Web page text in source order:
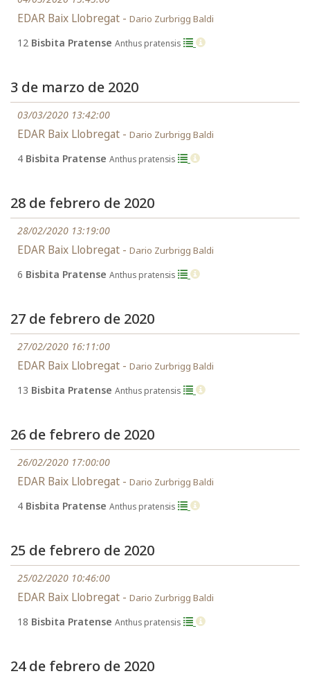
EDAR Baix Llobregat - Dario Zurbrigg Baldi
12 Bisbita Pratense Anthus pratensis
3 de marzo de 2020
03/03/2020 13:42:00
EDAR Baix Llobregat - Dario Zurbrigg Baldi
4 Bisbita Pratense Anthus pratensis
28 de febrero de 2020
28/02/2020 13:19:00
EDAR Baix Llobregat - Dario Zurbrigg Baldi
6 Bisbita Pratense Anthus pratensis
27 de febrero de 2020
27/02/2020 16:11:00
EDAR Baix Llobregat - Dario Zurbrigg Baldi
13 Bisbita Pratense Anthus pratensis
26 de febrero de 2020
26/02/2020 17:00:00
EDAR Baix Llobregat - Dario Zurbrigg Baldi
4 Bisbita Pratense Anthus pratensis
25 de febrero de 2020
25/02/2020 10:46:00
EDAR Baix Llobregat - Dario Zurbrigg Baldi
18 Bisbita Pratense Anthus pratensis
24 de febrero de 2020